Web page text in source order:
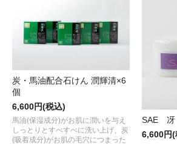
炭・馬油配合石けん 潤輝清×6
個
6,600円(税込)
馬油(保湿成分)がお肌に潤いを与え
しっとりとすべすべに洗い上げ、炭
(吸着成分)がお肌の毛穴につまった
SAE 冴
6,600円(